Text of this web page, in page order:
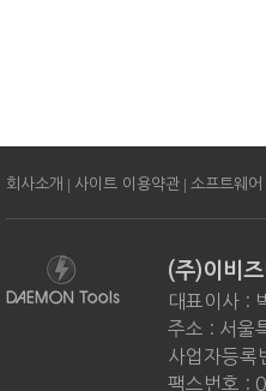
회사소개 | 사이트 이용약관 | 소프트웨
(주)이비
대표이사 :
주소 : 서울
사업자등
팩스번호 :